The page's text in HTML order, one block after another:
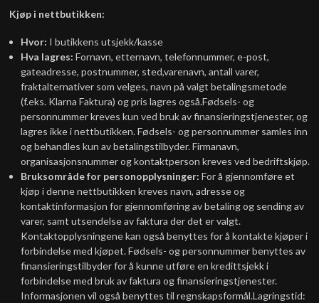
Kjøp i nettbutikken:
Hvor: I butikkens utsjekk/kasse
Hva lagres: Fornavn, etternavn, telefonnummer, e-post,
gateadresse, postnummer, sted,varenavn, antall varer,
fraktalternativer som velges, navn på valgt betalingsmetode
(f.eks. Klarna Faktura) og pris lagres også.Fødsels- og
personnummer kreves kun ved bruk av finansieringstjenester, og
lagres ikke i nettbutikken. Fødsels- og personnummer samles inn
og behandles kun av betalingstilbyder. Firmanavn,
organisasjonsnummer og kontaktperson kreves ved bedriftskjøp.
Bruksområde for personopplysninger: For å gjennomføre et
kjøp i denne nettbutikken kreves navn, adresse og
kontaktinformasjon for gjennomføring av betaling og sending av
varer, samt utsendelse av faktura der det er valgt.
Kontaktopplysningene kan også benyttes for å kontakte kjøper i
forbindelse med kjøpet. Fødsels- og personnummer benyttes av
finansieringstilbyder for å kunne utføre en kredittsjekk i
forbindelse med bruk av faktura og finansieringstjenester.
Informasjonen vil også benyttes til regnskapsformål.Lagringstid: